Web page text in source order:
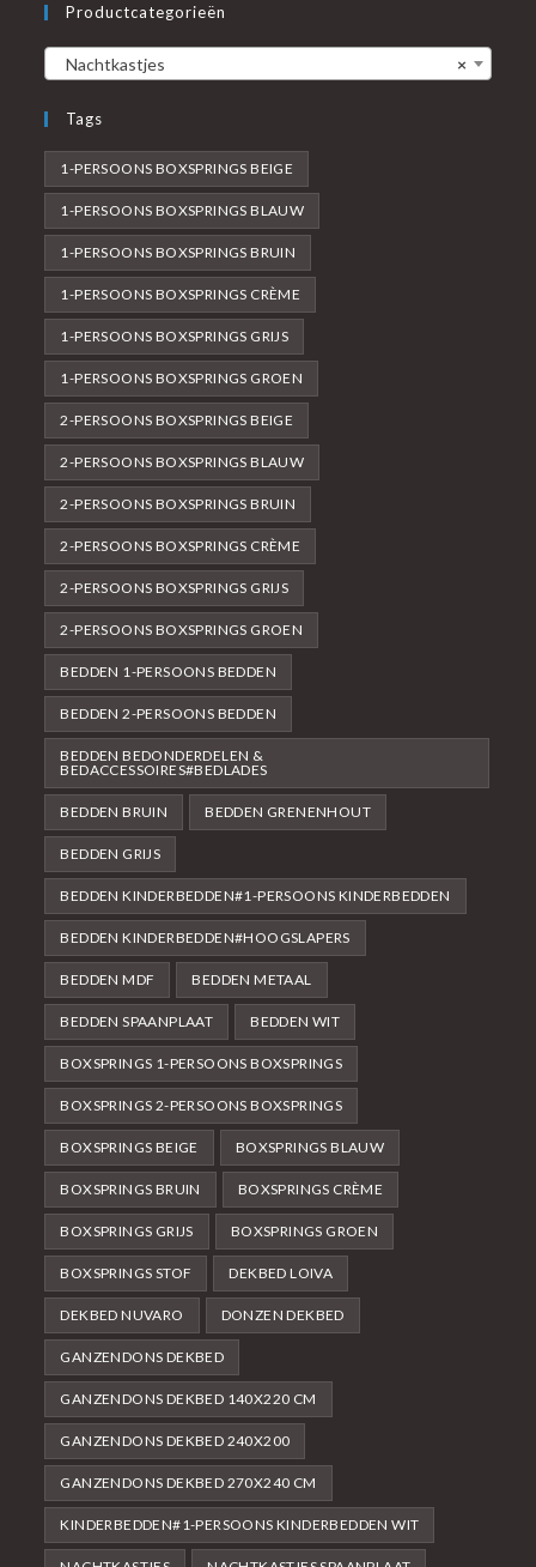
Productcategorieën
×
Nachtkastjes
Tags
1-PERSOONS BOXSPRINGS BEIGE
1-PERSOONS BOXSPRINGS BLAUW
1-PERSOONS BOXSPRINGS BRUIN
1-PERSOONS BOXSPRINGS CRÈME
1-PERSOONS BOXSPRINGS GRIJS
1-PERSOONS BOXSPRINGS GROEN
2-PERSOONS BOXSPRINGS BEIGE
2-PERSOONS BOXSPRINGS BLAUW
2-PERSOONS BOXSPRINGS BRUIN
2-PERSOONS BOXSPRINGS CRÈME
2-PERSOONS BOXSPRINGS GRIJS
2-PERSOONS BOXSPRINGS GROEN
BEDDEN 1-PERSOONS BEDDEN
BEDDEN 2-PERSOONS BEDDEN
BEDDEN BEDONDERDELEN &
BEDACCESSOIRES#BEDLADES
BEDDEN BRUIN BEDDEN GRENENHOUT
BEDDEN GRIJS
BEDDEN KINDERBEDDEN#1-PERSOONS KINDERBEDDEN
BEDDEN KINDERBEDDEN#HOOGSLAPERS
BEDDEN MDF BEDDEN METAAL
BEDDEN SPAANPLAAT BEDDEN WIT
BOXSPRINGS 1-PERSOONS BOXSPRINGS
BOXSPRINGS 2-PERSOONS BOXSPRINGS
BOXSPRINGS BEIGE BOXSPRINGS BLAUW
BOXSPRINGS BRUIN BOXSPRINGS CRÈME
BOXSPRINGS GRIJS BOXSPRINGS GROEN
BOXSPRINGS STOF DEKBED LOIVA
DEKBED NUVARO DONZEN DEKBED
GANZENDONS DEKBED
GANZENDONS DEKBED 140X220 CM
GANZENDONS DEKBED 240X200
GANZENDONS DEKBED 270X240 CM
KINDERBEDDEN#1-PERSOONS KINDERBEDDEN WIT